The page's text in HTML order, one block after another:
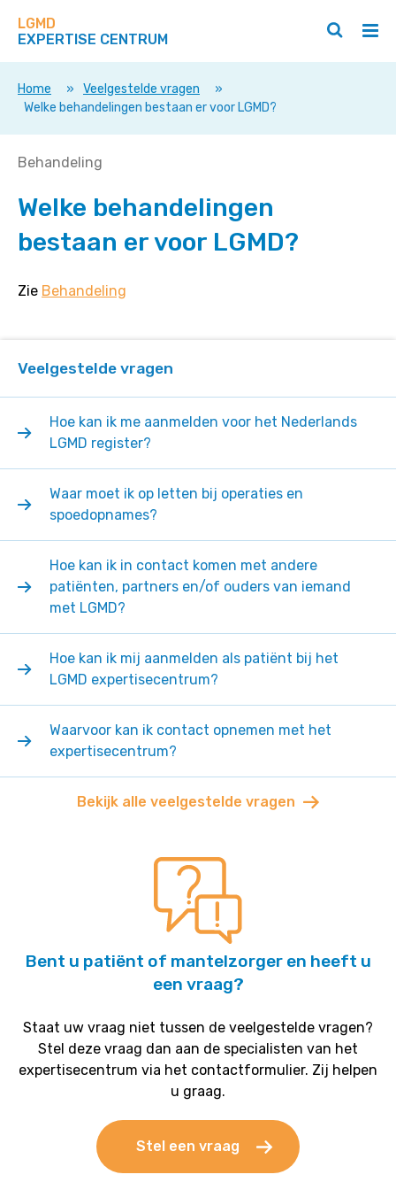
direct
op
deze
LGMD
EXPERTISE CENTRUM
/
Zoeken
/
Home » Veelgestelde vragen
»
Welke behandelingen bestaan er voor LGMD?
Welke
bestaan
voor
Behandeling
Welke behandelingen
bestaan er voor LGMD?
Zie Behandeling
Veelgestelde vragen
Hoe kan ik me aanmelden voor het Nederlands
LGMD register?
Waar moet ik op letten bij operaties en
spoedopnames?
Hoe kan ik in contact komen met andere
patiënten, partners en/of ouders van iemand
met LGMD?
Hoe kan ik mij aanmelden als patiënt bij het
LGMD expertisecentrum?
Waarvoor kan ik contact opnemen met het
expertisecentrum?
Bekijk alle veelgestelde vragen
Bent u patiënt of mantelzorger en heeft u
een vraag?
Staat uw vraag niet tussen de veelgestelde vragen?
Stel deze vraag dan aan de specialisten van het
expertisecentrum via het contactformulier. Zij helpen
u graag.
Stel een vraag